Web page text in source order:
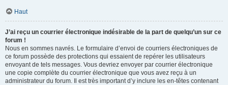
Haut
J’ai reçu un courrier électronique indésirable de la part de quelqu’un sur ce
forum !
Nous en sommes navrés. Le formulaire d’envoi de courriers électroniques de
ce forum possède des protections qui essaient de repérer les utilisateurs
envoyant de tels messages. Vous devriez envoyer par courrier électronique
une copie complète du courrier électronique que vous avez reçu à un
administrateur du forum. Il est très important d’y inclure les en-têtes contenant